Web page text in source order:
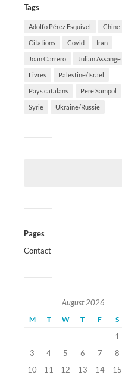
Tags
Adolfo Pérez Esquivel Chine
Citations Covid Iran
Joan Carrero Julian Assange
Livres Palestine/Israël
Pays catalans Pere Sampol
Syrie Ukraine/Russie
Pages
Contact
August 2026
M T W T F S
1
3
4 5 6 7 8
10
11 12 13 14 15